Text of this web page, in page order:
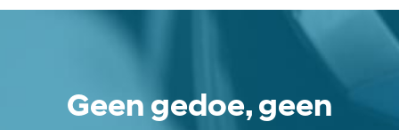
Geen gedoe, geen